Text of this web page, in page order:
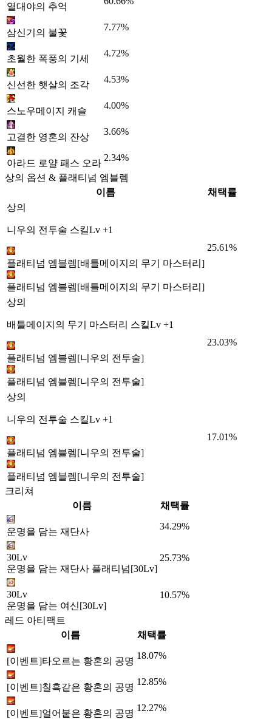
열대야의 추억
삼신기의 불꽃
7.77%
초월한 폭풍의 기세
4.72%
신선한 햇살의 조각
4.53%
스노우메이지 캐슬
4.00%
고결한 영혼의 잔상
3.66%
아라드 로얄 패스 오라
2.34%
상의 옵션 & 플래티넘 엠블렘
이름
채택률
상의
니우의 전투술 스킬Lv +1
플래티넘 엠블렘[배틀메이지의 무기 마스터리]
플래티넘 엠블렘[배틀메이지의 무기 마스터리]
25.61%
상의
배틀메이지의 무기 마스터리 스킬Lv +1
플래티넘 엠블렘[니우의 전투술]
플래티넘 엠블렘[니우의 전투술]
23.03%
상의
니우의 전투술 스킬Lv +1
플래티넘 엠블렘[니우의 전투술]
플래티넘 엠블렘[니우의 전투술]
17.01%
크리쳐
이름
채택률
운명을 담는 재단사
34.29%
30Lv
운명을 담는 재단사 플래티넘[30Lv]
25.73%
30Lv
운명을 담는 여신[30Lv]
10.57%
레드 아티팩트
이름
채택률
[이벤트]타오르는 황혼의 공명
18.07%
[이벤트]칠흑같은 황혼의 공명
12.85%
[이벤트]얼어붙은 황혼의 공명
12.27%